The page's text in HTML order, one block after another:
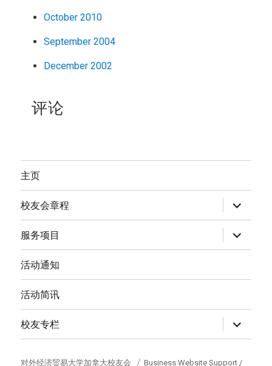
October 2010
September 2004
December 2002
评论
主页
校友会章程
expand
child
menu
服务项目
expand
child
menu
活动通知
活动简讯
校友专栏
expand
child
menu
对外经济贸易大学加拿大校友会 Business Website Support /